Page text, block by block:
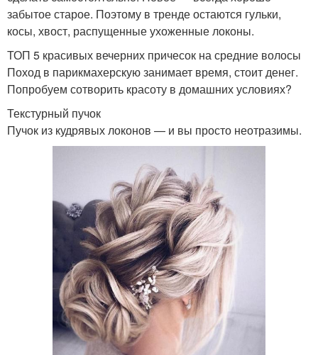
забытое старое. Поэтому в тренде остаются гульки,
косы, хвост, распущенные ухоженные локоны.
ТОП 5 красивых вечерних причесок на средние волосы
Поход в парикмахерскую занимает время, стоит денег.
Попробуем сотворить красоту в домашних условиях?
Текстурный пучок
Пучок из кудрявых локонов — и вы просто неотразимы.